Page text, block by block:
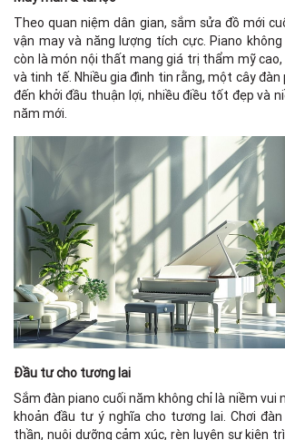
Theo quan niệm dân gian, sắm sửa đồ mới
vận may và năng lượng tích cực. Piano
còn là món nội thất mang giá trị thẩm mỹ
và tinh tế. Nhiều gia đình tin rằng, một cây đàn
đến khởi đầu thuận lợi, nhiều điều tốt đẹp và
năm mới.
Đầu tư cho tương lai
Sắm đàn piano cuối năm không chỉ là niềm vui
khoản đầu tư ý nghĩa cho tương lai. Chơi
thần, nuôi dưỡng cảm xúc, rèn luyện sự kiên